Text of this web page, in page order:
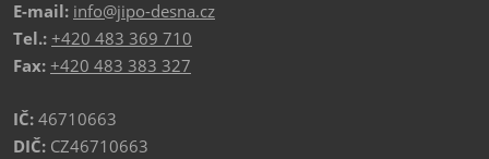
E-mail: info@jipo-desna.cz
Tel.: +420 483 369 710
Fax: +420 483 383 327
IČ: 46710663
DIČ: CZ46710663